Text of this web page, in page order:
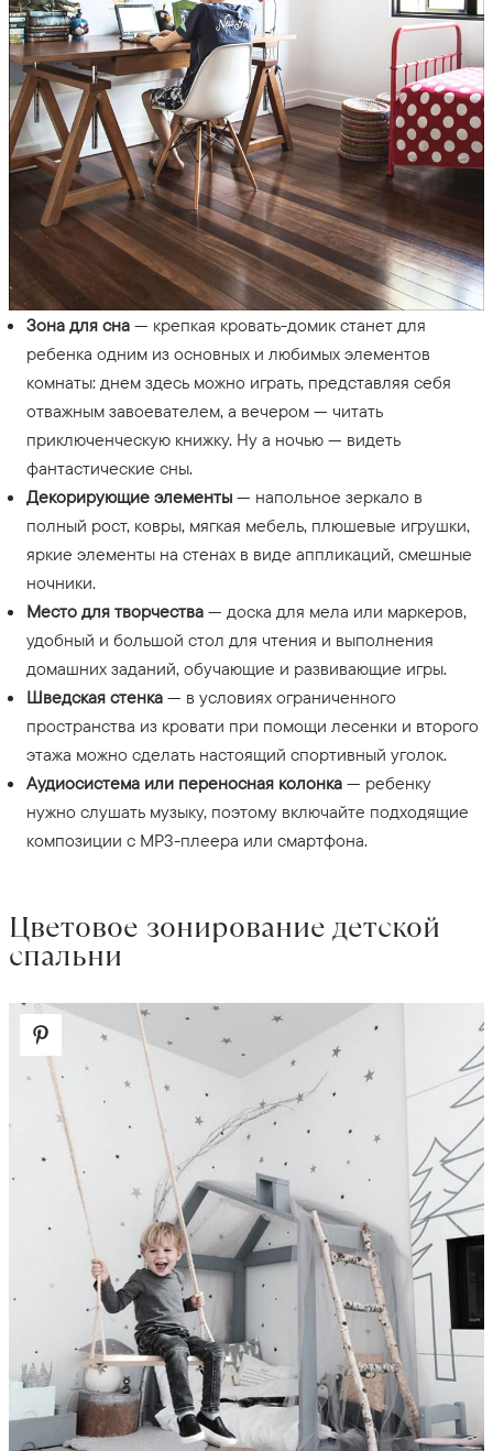
Зона для сна — крепкая кровать-домик станет для
ребенка одним из основных и любимых элементов
комнаты: днем здесь можно играть, представляя себя
отважным завоевателем, а вечером — читать
приключенческую книжку. Ну а ночью — видеть
фантастические сны.
Декорирующие элементы — напольное зеркало в
полный рост, ковры, мягкая мебель, плюшевые игрушки,
яркие элементы на стенах в виде аппликаций, смешные
ночники.
Место для творчества — доска для мела или маркеров,
удобный и большой стол для чтения и выполнения
домашних заданий, обучающие и развивающие игры.
Шведская стенка — в условиях ограниченного
пространства из кровати при помощи лесенки и второго
этажа можно сделать настоящий спортивный уголок.
Аудиосистема или переносная колонка — ребенку
нужно слушать музыку, поэтому включайте подходящие
композиции с MP3-плеера или смартфона.
Цветовое зонирование детской
спальни